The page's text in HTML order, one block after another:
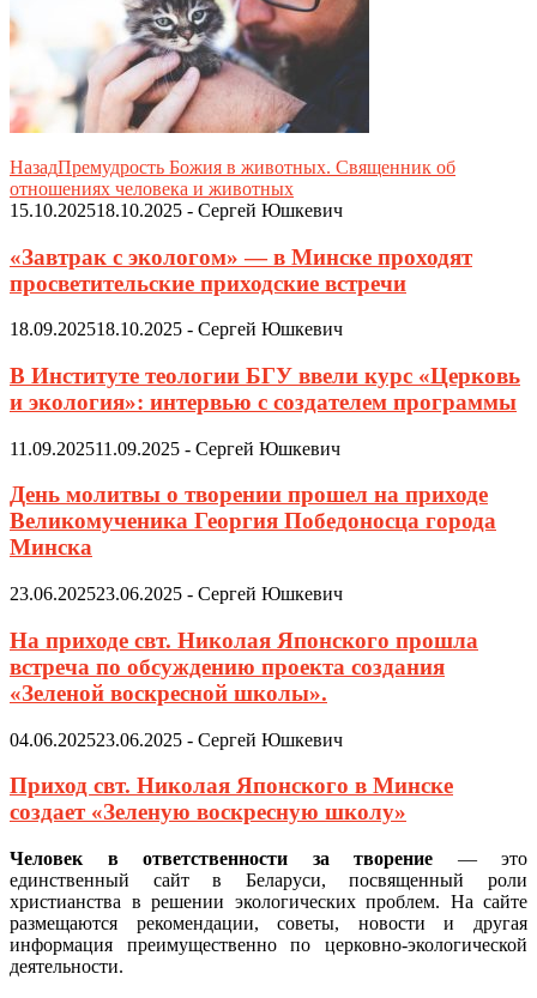
НазадПремудрость Божия в животных. Священник об
отношениях человека и животных
15.10.202518.10.2025 - Сергей Юшкевич
«Завтрак с экологом» — в Минске проходят
просветительские приходские встречи
18.09.202518.10.2025 - Сергей Юшкевич
В Институте теологии БГУ ввели курс «Церковь
и экология»: интервью с создателем программы
11.09.202511.09.2025 - Сергей Юшкевич
День молитвы о творении прошел на приходе
Великомученика Георгия Победоносца города
Минска
23.06.202523.06.2025 - Сергей Юшкевич
На приходе свт. Николая Японского прошла
встреча по обсуждению проекта создания
«Зеленой воскресной школы».
04.06.202523.06.2025 - Сергей Юшкевич
Приход свт. Николая Японского в Минске
создает «Зеленую воскресную школу»
Человек в ответственности за творение — это
единственный сайт в Беларуси, посвященный роли
христианства в решении экологических проблем. На сайте
размещаются рекомендации, советы, новости и другая
информация преимущественно по церковно-экологической
деятельности.